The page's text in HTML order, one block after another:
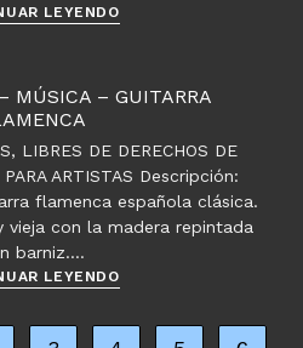
LEYENDOFotos
Música
MÚSICA – GUITARRA
LIBRES DE DERECHOS DE
ARTISTAS Descripción:
flamenca española clásica.
vieja con la madera repintada
barniz.…
LEYENDOFotos
–